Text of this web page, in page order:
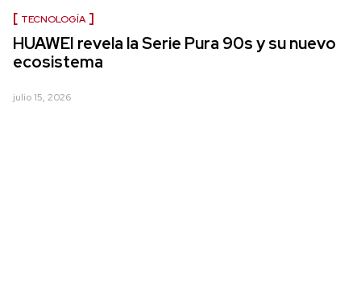
TECNOLOGÍA
HUAWEI revela la Serie Pura 90s y su nuevo
ecosistema
julio 15, 2026